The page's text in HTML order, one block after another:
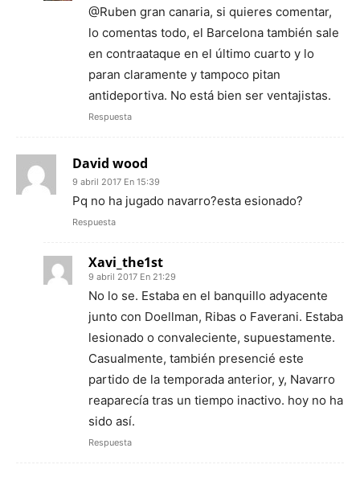
@Ruben gran canaria, si quieres comentar,
lo comentas todo, el Barcelona también sale
en contraataque en el último cuarto y lo
paran claramente y tampoco pitan
antideportiva. No está bien ser ventajistas.
Respuesta
David wood
9 abril 2017 En 15:39
Pq no ha jugado navarro?esta esionado?
Respuesta
Xavi_the1st
9 abril 2017 En 21:29
No lo se. Estaba en el banquillo adyacente
junto con Doellman, Ribas o Faverani. Estaba
lesionado o convaleciente, supuestamente.
Casualmente, también presencié este
partido de la temporada anterior, y, Navarro
reaparecía tras un tiempo inactivo. hoy no ha
sido así.
Respuesta